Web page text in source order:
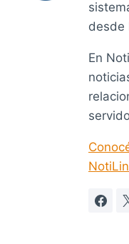
desde
En